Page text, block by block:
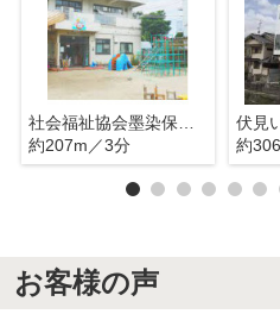
社会福祉協会墨染保育園
約207m／3分
伏見
約
お客様の声